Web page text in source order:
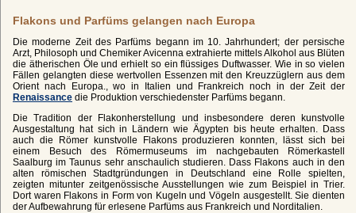
Flakons und Parfüms gelangen nach Europa
Die moderne Zeit des Parfüms begann im 10. Jahrhundert; der persische
Arzt, Philosoph und Chemiker Avicenna extrahierte mittels Alkohol aus Blüten
die ätherischen Öle und erhielt so ein flüssiges Duftwasser. Wie in so vielen
Fällen gelangten diese wertvollen Essenzen mit den Kreuzzüglern aus dem
Orient nach Europa., wo in Italien und Frankreich noch in der Zeit der
Renaissance die Produktion verschiedenster Parfüms begann.
Die Tradition der Flakonherstellung und insbesondere deren kunstvolle
Ausgestaltung hat sich in Ländern wie Ägypten bis heute erhalten. Dass
auch die Römer kunstvolle Flakons produzieren konnten, lässt sich bei
einem Besuch des Römermuseums im nachgebauten Römerkastell
Saalburg im Taunus sehr anschaulich studieren. Dass Flakons auch in den
alten römischen Stadtgründungen in Deutschland eine Rolle spielten,
zeigten mitunter zeitgenössische Ausstellungen wie zum Beispiel in Trier.
Dort waren Flakons in Form von Kugeln und Vögeln ausgestellt. Sie dienten
der Aufbewahrung für erlesene Parfüms aus Frankreich und Norditalien.